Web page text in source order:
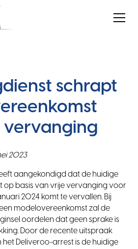
schrapt
vervanging
2023
aangekondigd dat de huidige
op basis van vrije vervanging voor
2024 komt te vervallen. Bij
modelovereenkomst zal de
oordelen dat geen sprake is
Door de recente uitspraak
het Deliveroo-arrest is de huidige